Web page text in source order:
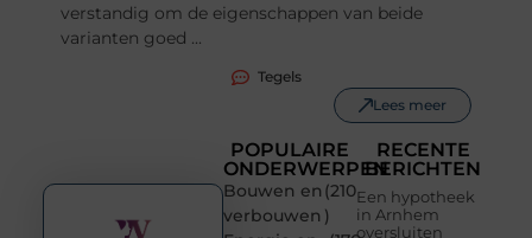
verstandig om de eigenschappen van beide
varianten goed ...
Tegels
Lees meer
POPULAIRE
ONDERWERPEN
Bouwen en
verbouwen
(210
)
RECENTE
BERICHTEN
Een hypotheek
in Arnhem
oversluiten